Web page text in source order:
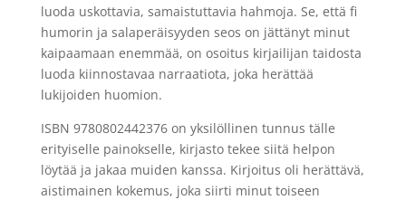
luoda uskottavia, samaistuttavia hahmoja. Se, että fi
humorin ja salaperäisyyden seos on jättänyt minut
kaipaamaan enemmää, on osoitus kirjailijan taidosta
luoda kiinnostavaa narraatiota, joka herättää
lukijoiden huomion.
ISBN 9780802442376 on yksilöllinen tunnus tälle
erityiselle painokselle, kirjasto tekee siitä helpon
löytää ja jakaa muiden kanssa. Kirjoitus oli herättävä,
aistimainen kokemus, joka siirti minut toiseen